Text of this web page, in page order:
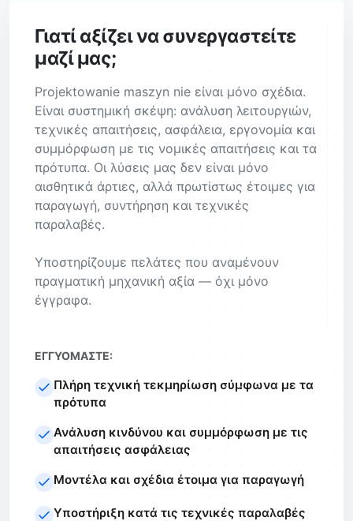
Γιατί αξίζει να συνεργαστείτε
μαζί μας;
Projektowanie maszyn nie είναι μόνο σχέδια.
Είναι συστημική σκέψη: ανάλυση λειτουργιών,
τεχνικές απαιτήσεις, ασφάλεια, εργονομία και
συμμόρφωση με τις νομικές απαιτήσεις και τα
πρότυπα. Οι λύσεις μας δεν είναι μόνο
αισθητικά άρτιες, αλλά πρωτίστως έτοιμες για
παραγωγή, συντήρηση και τεχνικές
παραλαβές.
Υποστηρίζουμε πελάτες που αναμένουν
πραγματική μηχανική αξία — όχι μόνο
έγγραφα.
ΕΓΓΥΌΜΑΣΤΕ:
Πλήρη τεχνική τεκμηρίωση σύμφωνα με τα
πρότυπα
Ανάλυση κινδύνου και συμμόρφωση με τις
απαιτήσεις ασφάλειας
Μοντέλα και σχέδια έτοιμα για παραγωγή
Υποστήριξη κατά τις τεχνικές παραλαβές